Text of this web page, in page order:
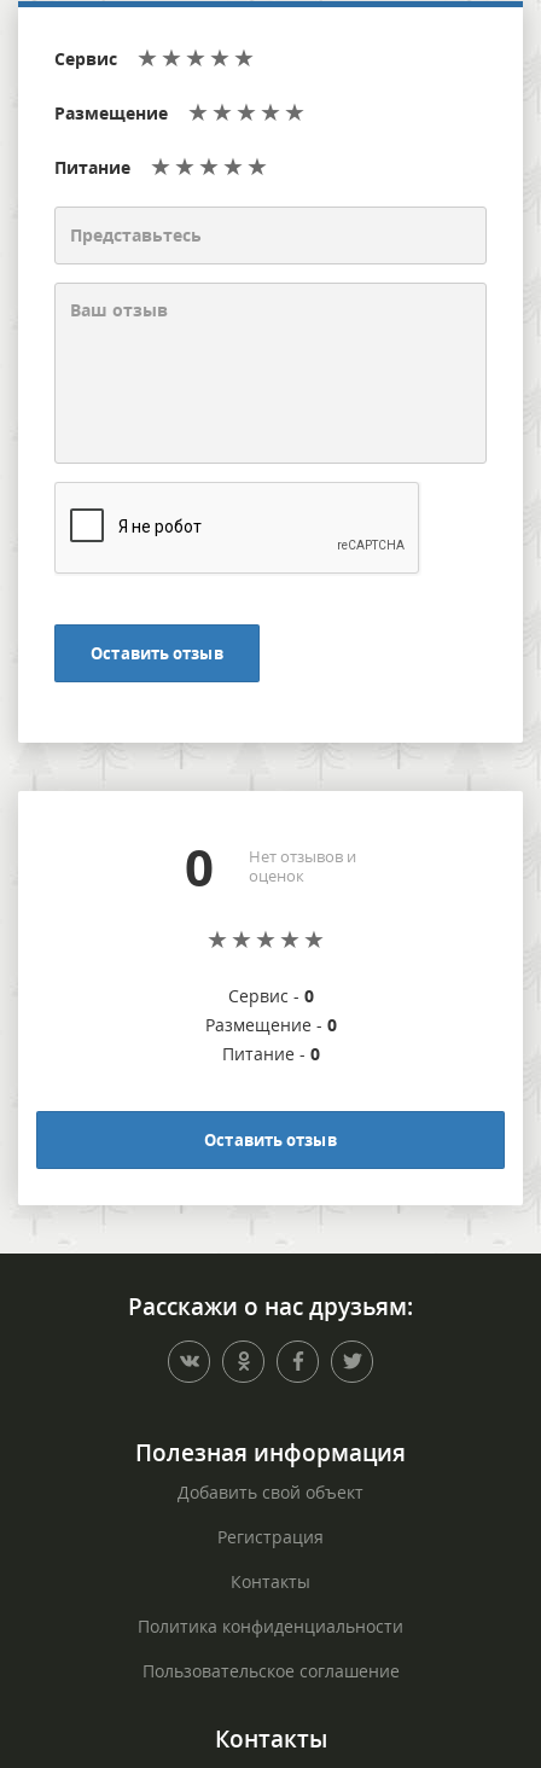
Сервис
Размещение
Питание
Оставить отзыв
0
Нет отзывов и
оценок
Сервис - 0
Размещение - 0
Питание - 0
Оставить отзыв
Расскажи о нас друзьям:
Полезная информация
Добавить свой объект
Регистрация
Контакты
Политика конфиденциальности
Пользовательское соглашение
Контакты